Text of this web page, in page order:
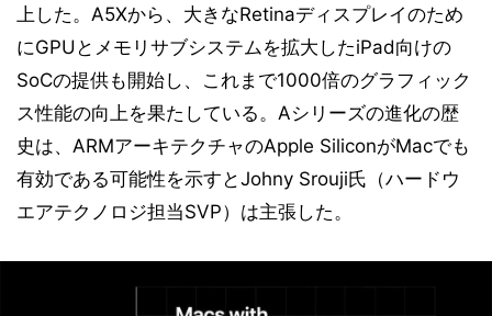
上した。A5Xから、大きなRetinaディスプレイのため
にGPUとメモリサブシステムを拡大したiPad向けの
SoCの提供も開始し、これまで1000倍のグラフィック
ス性能の向上を果たしている。Aシリーズの進化の歴
史は、ARMアーキテクチャのApple SiliconがMacでも
有効である可能性を示すとJohny Srouji氏（ハードウ
エアテクノロジ担当SVP）は主張した。